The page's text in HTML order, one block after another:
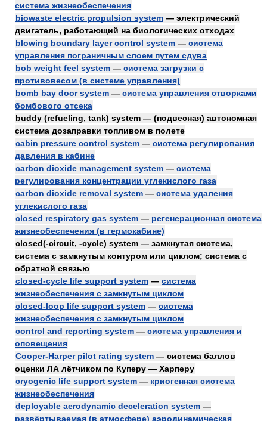
система жизнеобеспечения
biowaste electric propulsion system — электрический
двигатель, работающий на биологических отходах
blowing boundary layer control system — система
управления пограничным слоем путем сдува
bob weight feel system — система загрузки с
противовесом (в системе управления)
bomb bay door system — система управления створками
бомбового отсека
buddy (refueling, tank) system — (подвесная) автономная
система дозаправки топливом в полете
cabin pressure control system — система регулирования
давления в кабине
carbon dioxide management system — система
регулирования концентрации углекислого газа
carbon dioxide removal system — система удаления
углекислого газа
closed respiratory gas system — регенерационная система
жизнеобеспечения (в гермокабине)
closed(-circuit, -cycle) system — замкнутая система,
система с замкнутым контуром или циклом; система с
обратной связью
closed-cycle life support system — система
жизнеобеспечения с замкнутым циклом
closed-loop life support system — система
жизнеобеспечения с замкнутым циклом
control and reporting system — система управления и
оповещения
Cooper-Harper pilot rating system — система баллов
оценки ЛА лётчиком по Куперу — Харперу
cryogenic life support system — криогенная система
жизнеобеспечения
deployable aerodynamic deceleration system —
развёртываемая (в атмосфере) аэродинамическая